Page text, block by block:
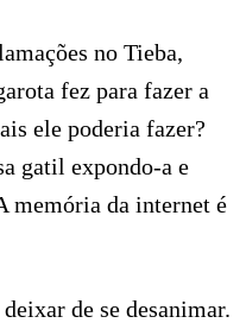
no Tieba,
fez para fazer a
ele poderia fazer?
gatil expondo-a e
memória da internet é
de se desanimar.